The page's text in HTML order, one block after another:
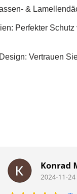
&
Perfekter
Vertrauen